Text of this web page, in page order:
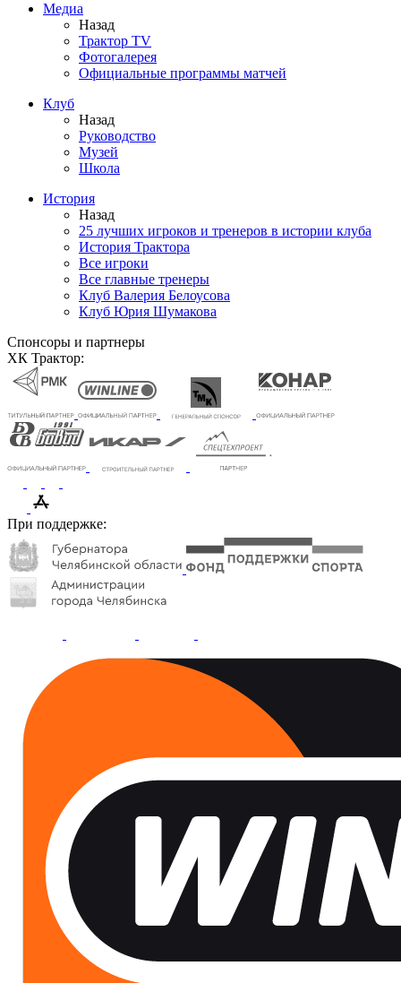
Медиа
Назад
Трактор TV
Фотогалерея
Официальные программы матчей
Клуб
Назад
Руководство
Музей
Школа
История
Назад
25 лучших игроков и тренеров в истории клуба
История Трактора
Все игроки
Все главные тренеры
Клуб Валерия Белоусова
Клуб Юрия Шумакова
Спонсоры и партнеры
ХК Трактор:
При поддержке: